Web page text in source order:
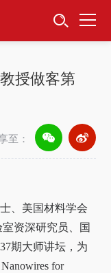
授做客第
至：
、美国材料学会
室资深研究员、国
期大师讲坛，为
for